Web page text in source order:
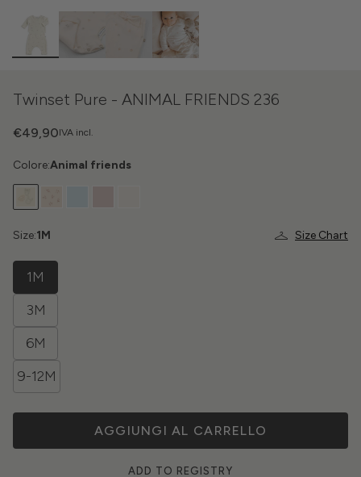
Twinset Pure - ANIMAL FRIENDS 236
IVA incl.
€49,90
Colore:Animal friends
Size Chart
Size:1M
1M
3M
6M
9-12M
AGGIUNGI AL CARRELLO
ADD TO REGISTRY